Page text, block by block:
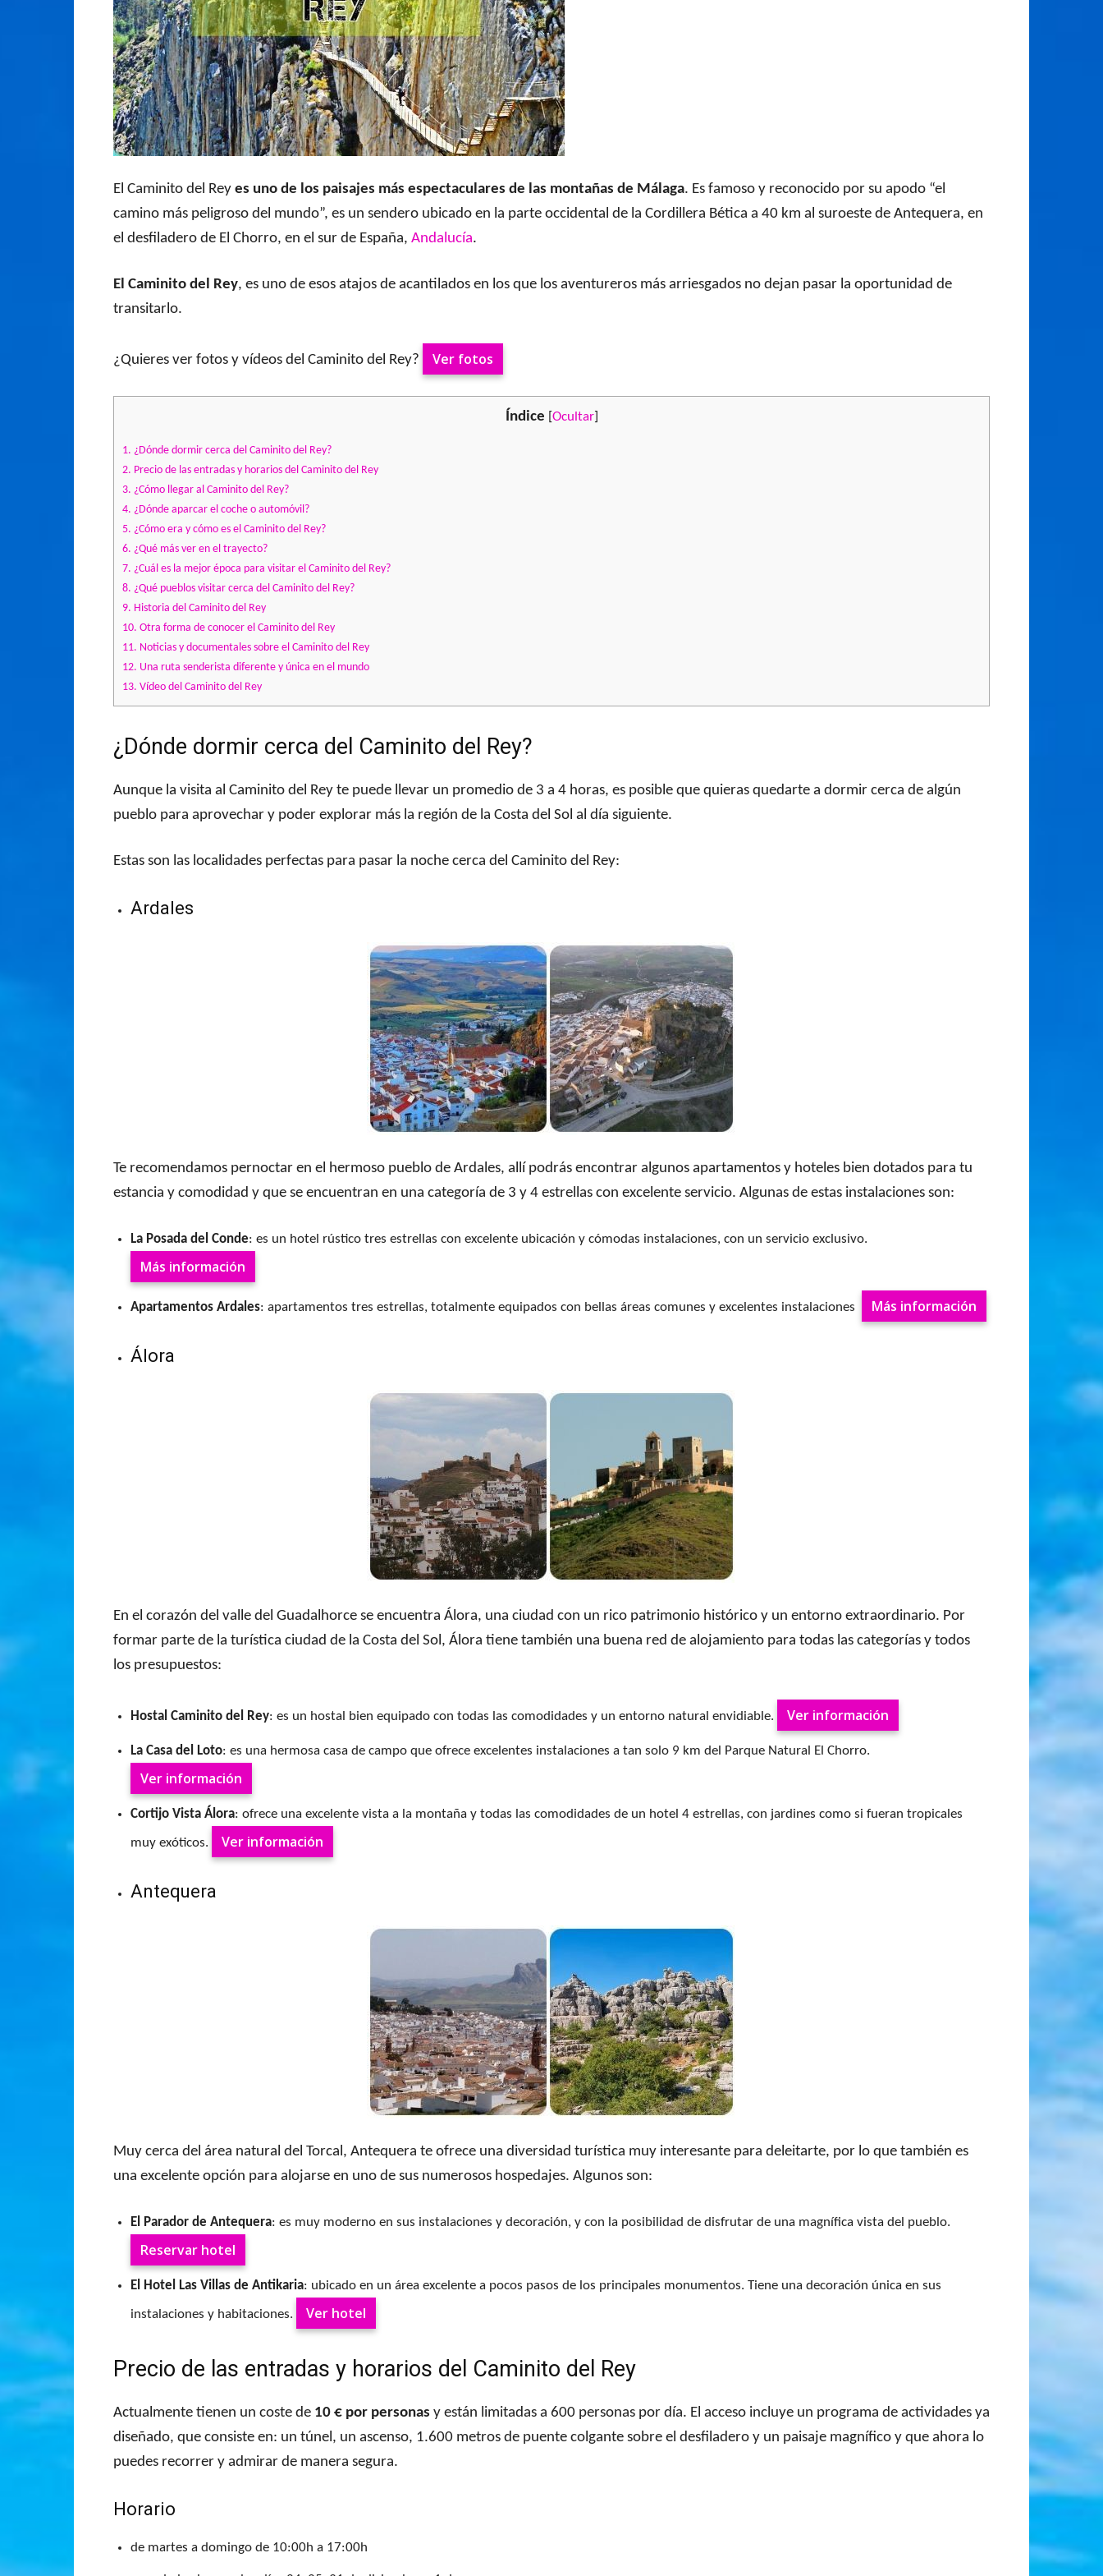
El Caminito del Rey es uno de los paisajes más espectaculares de las montañas de Málaga. Es famoso y reconocido por su apodo “el
camino más peligroso del mundo”, es un sendero ubicado en la parte occidental de la Cordillera Bética a 40 km al suroeste de Antequera, en
el desfiladero de El Chorro, en el sur de España, Andalucía.
El Caminito del Rey, es uno de esos atajos de acantilados en los que los aventureros más arriesgados no dejan pasar la oportunidad de
transitarlo.
¿Quieres ver fotos y vídeos del Caminito del Rey? Ver fotos
Índice [Ocultar]
1. ¿Dónde dormir cerca del Caminito del Rey?
2. Precio de las entradas y horarios del Caminito del Rey
3. ¿Cómo llegar al Caminito del Rey?
4. ¿Dónde aparcar el coche o automóvil?
5. ¿Cómo era y cómo es el Caminito del Rey?
6. ¿Qué más ver en el trayecto?
7. ¿Cuál es la mejor época para visitar el Caminito del Rey?
8. ¿Qué pueblos visitar cerca del Caminito del Rey?
9. Historia del Caminito del Rey
10. Otra forma de conocer el Caminito del Rey
11. Noticias y documentales sobre el Caminito del Rey
12. Una ruta senderista diferente y única en el mundo
13. Vídeo del Caminito del Rey
¿Dónde dormir cerca del Caminito del Rey?
Aunque la visita al Caminito del Rey te puede llevar un promedio de 3 a 4 horas, es posible que quieras quedarte a dormir cerca de algún
pueblo para aprovechar y poder explorar más la región de la Costa del Sol al día siguiente.
Estas son las localidades perfectas para pasar la noche cerca del Caminito del Rey:
Ardales
Te recomendamos pernoctar en el hermoso pueblo de Ardales, allí podrás encontrar algunos apartamentos y hoteles bien dotados para tu
estancia y comodidad y que se encuentran en una categoría de 3 y 4 estrellas con excelente servicio. Algunas de estas instalaciones son:
La Posada del Conde: es un hotel rústico tres estrellas con excelente ubicación y cómodas instalaciones, con un servicio exclusivo.
Más información
Apartamentos Ardales: apartamentos tres estrellas, totalmente equipados con bellas áreas comunes y excelentes instalaciones Más información
Álora
En el corazón del valle del Guadalhorce se encuentra Álora, una ciudad con un rico patrimonio histórico y un entorno extraordinario. Por
formar parte de la turística ciudad de la Costa del Sol, Álora tiene también una buena red de alojamiento para todas las categorías y todos
los presupuestos:
Hostal Caminito del Rey: es un hostal bien equipado con todas las comodidades y un entorno natural envidiable. Ver información
La Casa del Loto: es una hermosa casa de campo que ofrece excelentes instalaciones a tan solo 9 km del Parque Natural El Chorro.
Ver información
Cortijo Vista Álora: ofrece una excelente vista a la montaña y todas las comodidades de un hotel 4 estrellas, con jardines como si fueran tropicales
muy exóticos. Ver información
Antequera
Muy cerca del área natural del Torcal, Antequera te ofrece una diversidad turística muy interesante para deleitarte, por lo que también es
una excelente opción para alojarse en uno de sus numerosos hospedajes. Algunos son:
El Parador de Antequera: es muy moderno en sus instalaciones y decoración, y con la posibilidad de disfrutar de una magnífica vista del pueblo.
Reservar hotel
El Hotel Las Villas de Antikaria: ubicado en un área excelente a pocos pasos de los principales monumentos. Tiene una decoración única en sus
instalaciones y habitaciones. Ver hotel
Precio de las entradas y horarios del Caminito del Rey
Actualmente tienen un coste de 10 € por personas y están limitadas a 600 personas por día. El acceso incluye un programa de actividades ya
diseñado, que consiste en: un túnel, un ascenso, 1.600 metros de puente colgante sobre el desfiladero y un paisaje magnífico y que ahora lo
puedes recorrer y admirar de manera segura.
Horario
de martes a domingo de 10:00h a 17:00h